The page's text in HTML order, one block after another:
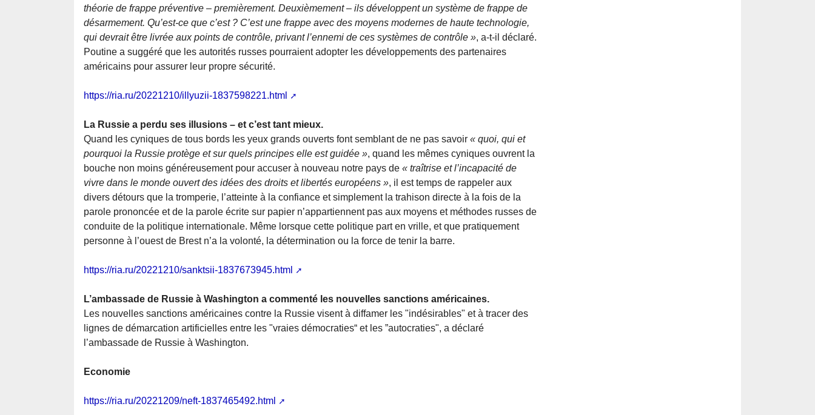
théorie de frappe préventive – premièrement. Deuxièmement – ils développent un système de frappe de
désarmement. Qu’est-ce que c’est ? C’est une frappe avec des moyens modernes de haute technologie,
qui devrait être livrée aux points de contrôle, privant l’ennemi de ces systèmes de contrôle », a-t-il déclaré.
Poutine a suggéré que les autorités russes pourraient adopter les développements des partenaires
américains pour assurer leur propre sécurité.
https://ria.ru/20221210/illyuzii-1837598221.html
La Russie a perdu ses illusions – et c’est tant mieux.
Quand les cyniques de tous bords les yeux grands ouverts font semblant de ne pas savoir « quoi, qui et
pourquoi la Russie protège et sur quels principes elle est guidée », quand les mêmes cyniques ouvrent la
bouche non moins généreusement pour accuser à nouveau notre pays de « traîtrise et l’incapacité de
vivre dans le monde ouvert des idées des droits et libertés européens », il est temps de rappeler aux
divers détours que la tromperie, l’atteinte à la confiance et simplement la trahison directe à la fois de la
parole prononcée et de la parole écrite sur papier n’appartiennent pas aux moyens et méthodes russes de
conduite de la politique internationale. Même lorsque cette politique part en vrille, et que pratiquement
personne à l’ouest de Brest n’a la volonté, la détermination ou la force de tenir la barre.
https://ria.ru/20221210/sanktsii-1837673945.html
L’ambassade de Russie à Washington a commenté les nouvelles sanctions américaines.
Les nouvelles sanctions américaines contre la Russie visent à diffamer les "indésirables" et à tracer des
lignes de démarcation artificielles entre les "vraies démocraties“ et les ”autocraties", a déclaré
l’ambassade de Russie à Washington.
Economie
https://ria.ru/20221209/neft-1837465492.html